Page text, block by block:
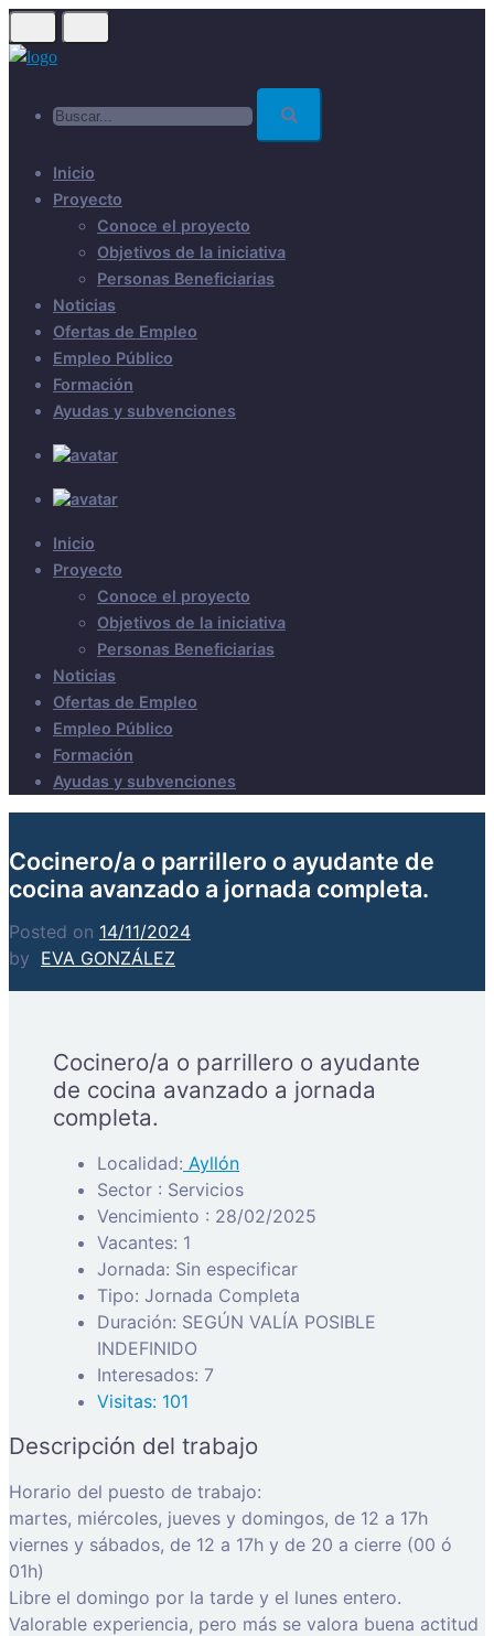
Skip
to
Inicio
Proyecto
Conoce el proyecto
Objetivos de la iniciativa
Personas Beneficiarias
Noticias
Ofertas de Empleo
Empleo Público
Formación
Ayudas y subvenciones
Inicio
Proyecto
Conoce el proyecto
Objetivos de la iniciativa
Personas Beneficiarias
Noticias
Ofertas de Empleo
Empleo Público
Formación
Ayudas y subvenciones
Cocinero/a o parrillero o ayudante de
cocina avanzado a jornada completa.
Posted on 14/11/2024
by EVA GONZÁLEZ
Cocinero/a o parrillero o ayudante
de cocina avanzado a jornada
completa.
Localidad: Ayllón
Sector : Servicios
Vencimiento : 28/02/2025
Vacantes: 1
Jornada: Sin especificar
Tipo: Jornada Completa
Duración: SEGÚN VALÍA POSIBLE
INDEFINIDO
Interesados: 7
Visitas: 101
Descripción del trabajo
Horario del puesto de trabajo:
martes, miércoles, jueves y domingos, de 12 a 17h
viernes y sábados, de 12 a 17h y de 20 a cierre (00 ó
01h)
Libre el domingo por la tarde y el lunes entero.
Valorable experiencia, pero más se valora buena actitud